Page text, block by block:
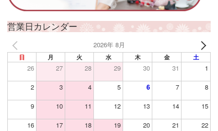
営業日カレンダー
2026年 8月
日 月 火 水 木 金 土
26 27 28 29 30 31 1
2 3 4 5 6 7 8
9 10 11 12 13 14 15
16 17 18 19 20 21 22